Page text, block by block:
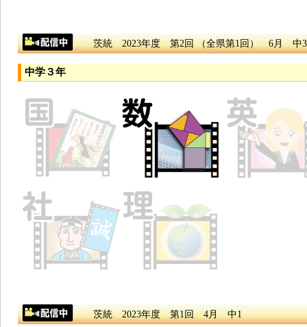
茨統 2023年度 第2回 （全県第1回） 6月 中3
中学３年
茨統 2023年度 第1回 4月 中1